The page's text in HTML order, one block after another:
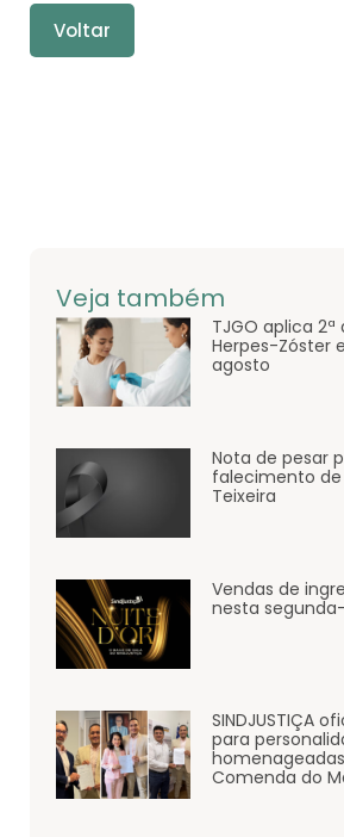
Voltar
Veja também
TJGO aplica
Herpes-Zóster
agosto
Nota de pesar
falecimento de
Teixeira
Vendas de
nesta
SINDJUSTIÇA
para
Comenda do